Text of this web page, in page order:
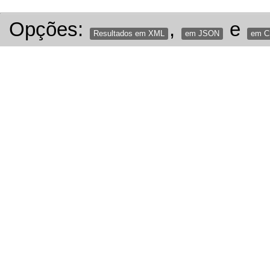
Opções: Resultados em XML , em JSON e em